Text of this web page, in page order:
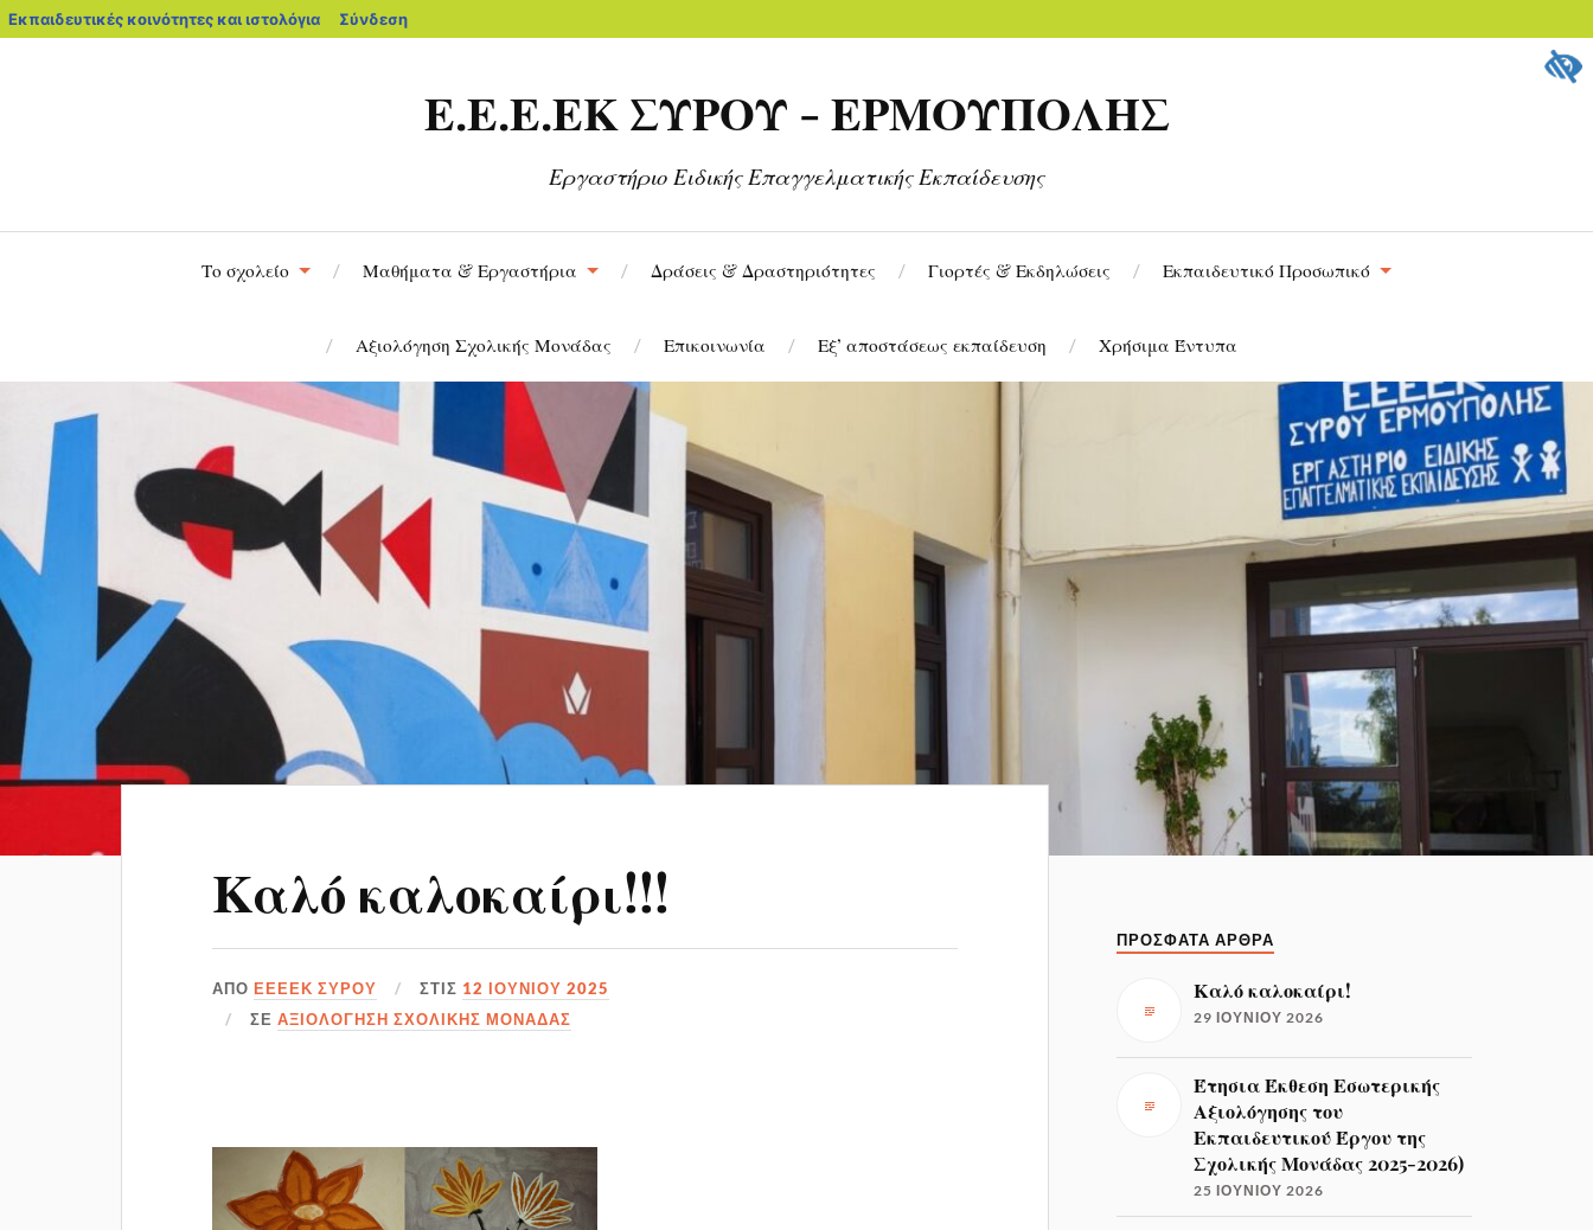
Εκπαιδευτικές κοινότητες και ιστολόγια Σύνδεση
Ε.Ε.Ε.ΕΚ ΣΥΡΟΥ - ΕΡΜΟΥΠΟΛΗΣ
Εργαστήριο Ειδικής Επαγγελματικής Εκπαίδευσης
Το σχολείο Μαθήματα & Εργαστήρια Δράσεις & Δραστηριότητες Γιορτές & Εκδηλώσεις Εκπαιδευτικό Προσωπικό
Αξιολόγηση Σχολικής Μονάδας Επικοινωνία Εξ’ αποστάσεως εκπαίδευση Χρήσιμα Έντυπα
Καλό καλοκαίρι!!!
ΑΠΌΕΕΕΕΚ ΣΥΡΟΥ ΣΤΙΣ 12 ΙΟΥΝΊΟΥ 2025
ΣΕΑΞΙΟΛΌΓΗΣΗ ΣΧΟΛΙΚΉΣ ΜΟΝΆΔΑΣ
ΠΡΟΣΦΑΤΑ ΑΡΘΡΑ
Καλό καλοκαίρι!
29 ΙΟΥΝΊΟΥ 2026
Έτησια Έκθεση Εσωτερικής
Αξιολόγησης του
Εκπαιδευτικού Έργου της
Σχολικής Μονάδας 2025-2026)
25 ΙΟΥΝΊΟΥ 2026